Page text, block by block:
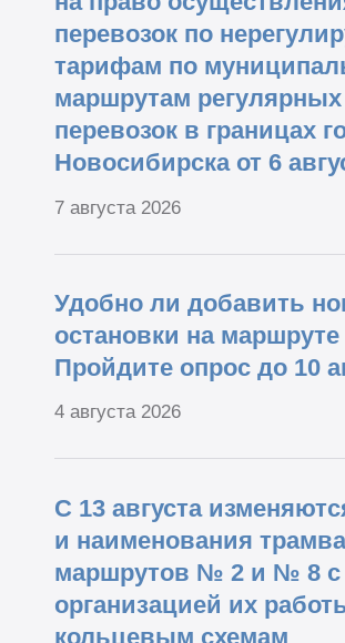
перевозок по
тарифам по
маршрутам регулярных
перевозок в границах
Новосибирска от 6
7 августа 2026
Удобно ли добавить
остановки на
Пройдите опрос до 10
4 августа 2026
С 13 августа
и наименования
маршрутов № 2 и № 8 с
организацией их
кольцевым схемам